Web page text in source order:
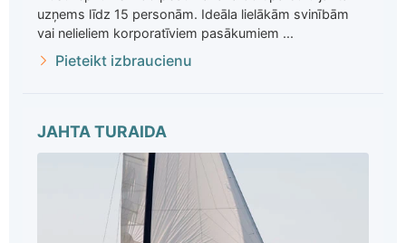
uzņems līdz 15 personām. Ideāla lielākām svinībām
vai nelieliem korporatīviem pasākumiem ...
Pieteikt izbraucienu
JAHTA TURAIDA